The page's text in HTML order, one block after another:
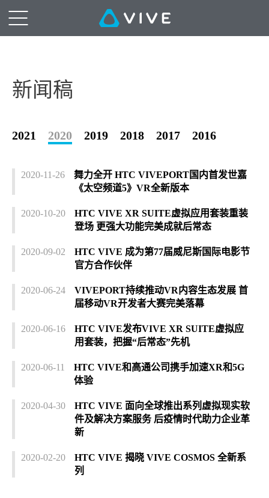
新闻稿
2021 2020 2019 2018 2017 2016
2020-11-26
舞力全开 HTC VIVEPORT国内首发世嘉
《太空频道5》VR全新版本
2020-10-20
HTC VIVE XR SUITE虚拟应用套装重装
登场 更强大功能完美成就后常态
2020-09-02
HTC VIVE 成为第77届威尼斯国际电影节
官方合作伙伴
2020-06-24
VIVEPORT持续推动VR内容生态发展 首
届移动VR开发者大赛完美落幕
2020-06-16
HTC VIVE发布VIVE XR SUITE虚拟应
用套装，把握“后常态”先机
2020-06-11
HTC VIVE和高通公司携手加速XR和5G
体验
2020-04-30
HTC VIVE 面向全球推出系列虚拟现实软
件及解决方案服务 后疫情时代助力企业革
新
2020-02-20
HTC VIVE 揭晓 VIVE COSMOS 全新系
列